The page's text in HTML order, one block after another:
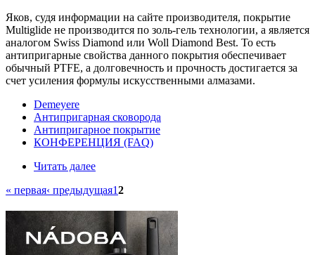
Яков, судя информации на сайте производителя, покрытие
Multiglide не производится по золь-гель технологии, а является
аналогом Swiss Diamond или Woll Diamond Best. То есть
антипригарные свойства данного покрытия обеспечивает
обычный PTFE, а долговечность и прочность достигается за
счет усиления формулы искусственными алмазами.
Demeyere
Антипригарная сковорода
Антипригарное покрытие
КОНФЕРЕНЦИЯ (FAQ)
Читать далее
« первая‹ предыдущая12